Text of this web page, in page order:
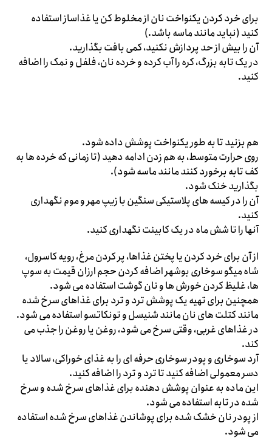
برای خرد کردن یکنواخت نان از مخلوط کن یا غذاساز استفاده
کنید (نباید مانند ماسه باشد.)
آن را بیش از حد پردازش نکنید، کمی بافت بگذارید.
در یک تابه بزرگ، کره را آب کرده و خرده نان، فلفل و نمک را اضافه
کنید.
هم بزنید تا به طور یکنواخت پوشش داده شود.
روی حرارت متوسط، به هم زدن ادامه دهید (تا زمانی که خرده ها به
کف تابه برخورد کنند مانند ماسه شود).
بگذارید خنک شود.
آن را در کیسه های پلاستیکی سنگین با زیپ مهر و موم نگهداری
کنید.
آنها را تا شش ماه در یک کابینت نگهداری کنید.
از آن برای خرد کردن یا پختن غذاها، پر کردن مرغ، رویه کاسرول،
شاه میگو سوخاری بوشهر اضافه کردن حجم ارزان قیمت به سوپ
ها، غلیظ کردن خورش ها و نان گوشت استفاده می شود.
همچنین برای تهیه یک پوشش ترد و ترد برای غذاهای سرخ شده
مانند کتلت های نان مانند شنیسل و تونکاتسو استفاده می شود.
در غذاهای غربی، وقتی سرخ می شود، روغن یا روغن را جذب می
کند.
آرد سوخاری و پودر سوخاری حرفه ای را به غذای خوراکی، سالاد یا
دسر معمولی اضافه کنید تا ترد و ترد را اضافه کنید.
این ماده به عنوان پوشش دهنده برای غذاهای سرخ شده و سرخ
شده در تابه استفاده می شود.
از پودر نان خشک شده برای پوشاندن غذاهای سرخ شده استفاده
می شود.